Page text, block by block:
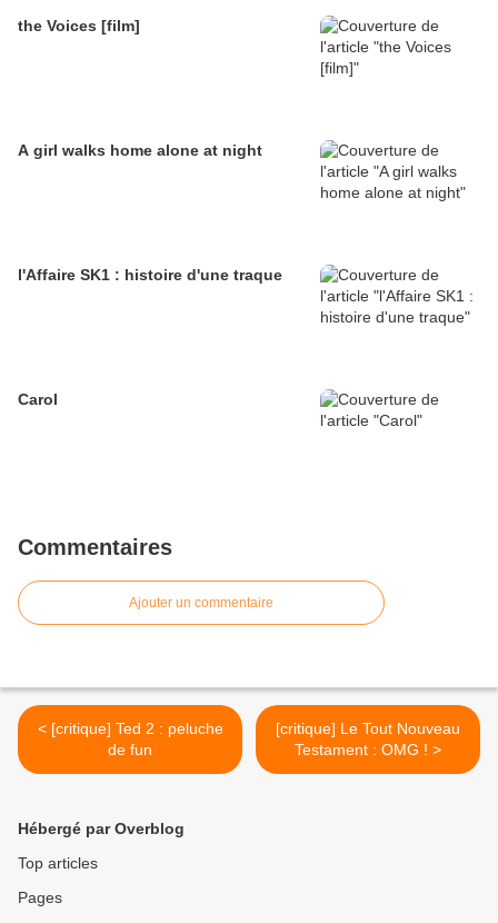
the Voices [film]
A girl walks home alone at night
l'Affaire SK1 : histoire d'une traque
Carol
Commentaires
Ajouter un commentaire
< [critique] Ted 2 : peluche
de fun
[critique] Le Tout Nouveau
Testament : OMG ! >
Hébergé par Overblog
Top articles
Pages